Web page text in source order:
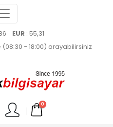
EUR : 55,31
- 18:00) arayabilirsiniz
0